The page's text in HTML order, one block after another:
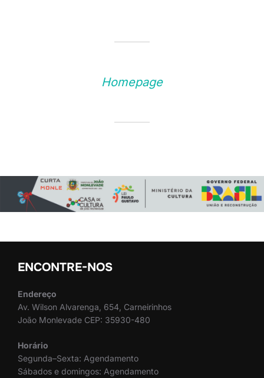
Homepage
ENCONTRE-NOS
Endereço
Av. Wilson Alvarenga, 654, Carneirinhos
João Monlevade CEP: 35930-480
Horário
Segunda–Sexta: Agendamento
Sábados e domingos: Agendamento